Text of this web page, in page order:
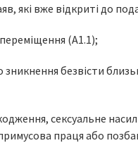
які вже відкриті до
(A1.1);
зникнення безвісти
сексуальне
праця або